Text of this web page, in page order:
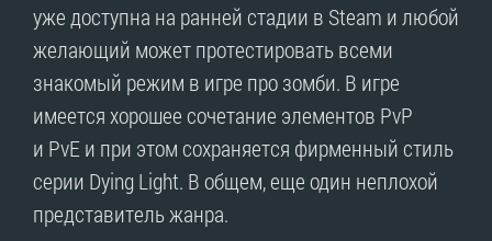
уже доступна на ранней стадии в Steam и любой
желающий может протестировать всеми
знакомый режим в игре про зомби. В игре
имеется хорошее сочетание элементов PvP
и PvE и при этом сохраняется фирменный стиль
серии Dying Light. В общем, еще один неплохой
представитель жанра.